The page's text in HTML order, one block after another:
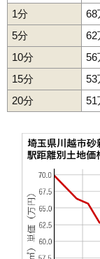
47 宮下町
48 月吉町
49 霞ケ関北
50 上野田町
51 霞ケ関東
53 四都野台
54 むさし野
56 上戸新町
57 大塚新町
58 的場新町
1分
68
5分
62
10分
56
15分
53
20分
51